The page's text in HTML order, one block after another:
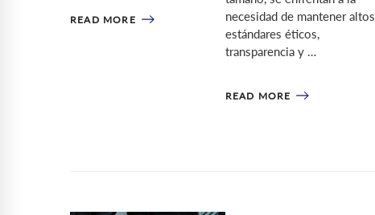
READ MORE
necesidad de mantener altos
estándares éticos,
transparencia y …
READ MORE